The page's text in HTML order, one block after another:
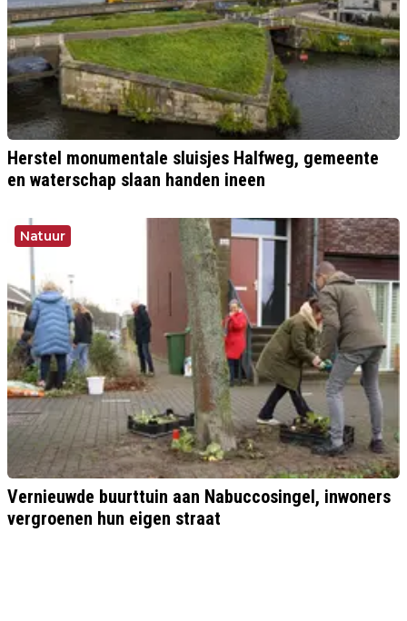
Herstel monumentale sluisjes Halfweg, gemeente
en waterschap slaan handen ineen
Natuur
Vernieuwde buurttuin aan Nabuccosingel, inwoners
vergroenen hun eigen straat